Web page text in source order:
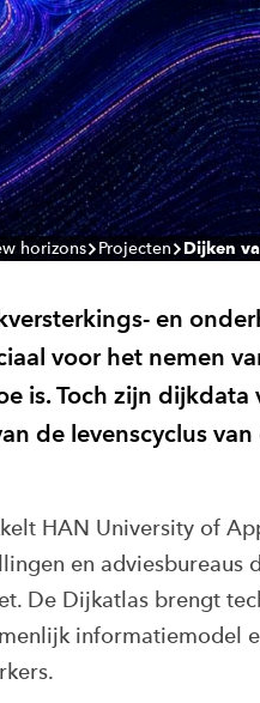
horizons Projecten Dijken
en
voor het nemen
is. Toch zijn
de levenscyclus
HAN University of
en adviesbureaus
De Dijkatlas brengt
informatiemodel